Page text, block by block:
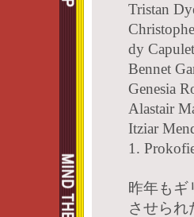
Tristan
dy
Bennet
Genesia
Alastair
Itziar
1.
昨年もギ
させられ